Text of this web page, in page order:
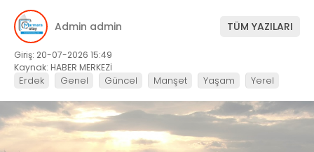
Admin admin TÜM YAZILARI
Giriş: 20-07-2026 15:49
Kaynak: HABER MERKEZİ
Erdek Genel Güncel Manşet Yaşam Yerel